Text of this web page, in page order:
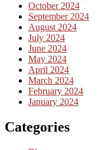
October 2024
September 2024
August 2024
July 2024
June 2024
May 2024
April 2024
March 2024
February 2024
January 2024
Categories